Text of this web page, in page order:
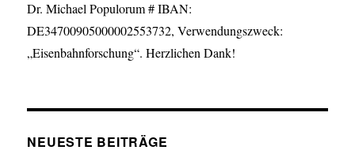
Dr. Michael Populorum # IBAN:
DE34700905000002553732, Verwendungszweck:
„Eisenbahnforschung“. Herzlichen Dank!
NEUESTE BEITRÄGE